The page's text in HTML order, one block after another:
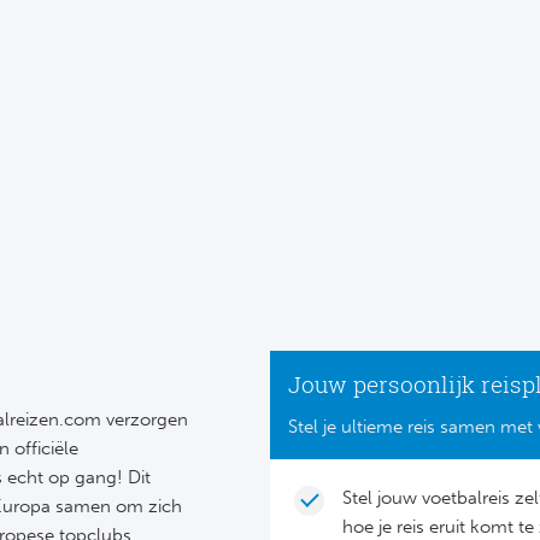
verzorgen
officiële
echt op gang! Dit
samen om zich
topclubs
Jouw persoonlijk
Stel je ultieme reis samen
Stel jouw voetbalreis
hoe je reis eruit komt te